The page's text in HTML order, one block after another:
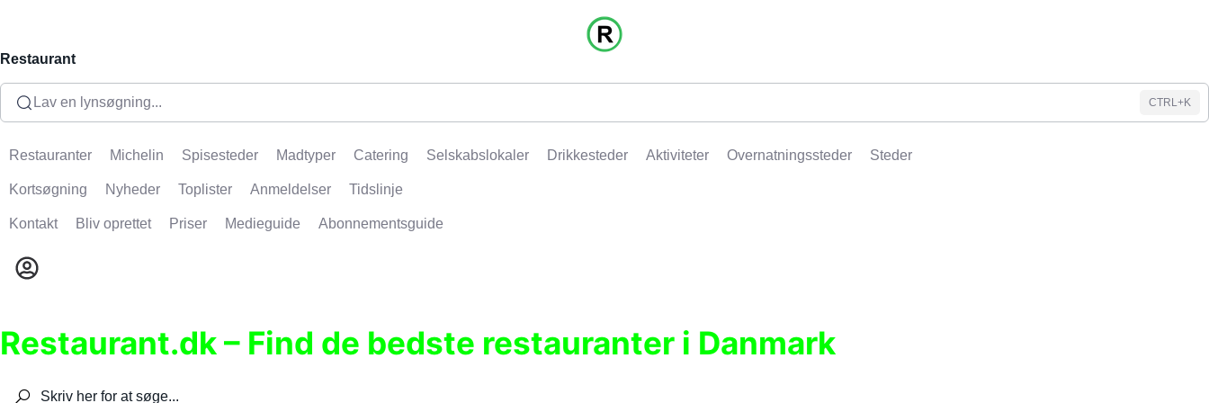
Restaurant
Lav en lynsøgning... CTRL+K
Restauranter Michelin Spisesteder Madtyper Catering Selskabslokaler Drikkesteder Aktiviteter Overnatningssteder Steder
Kortsøgning Nyheder Toplister Anmeldelser Tidslinje
Kontakt Bliv oprettet Priser Medieguide Abonnementsguide
Restaurant.dk – Find de bedste restauranter i Danmark